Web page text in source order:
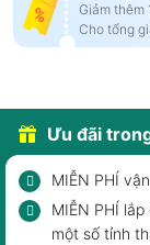
Giảm thêm
Cho tổng
Ưu đãi
MIỄN PHÍ
MIỄN PHÍ
một số tỉnh